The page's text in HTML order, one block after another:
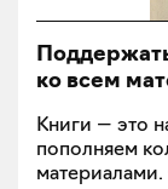
ко всем
Книги — это
пополняем